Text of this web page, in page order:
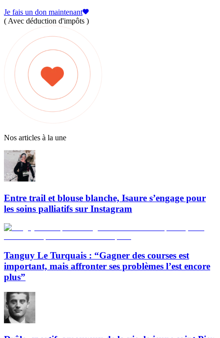
Je fais un don maintenant
( Avec déduction d'impôts )
Nos articles à la une
Entre trail et blouse blanche, Isaure s’engage pour
les soins palliatifs sur Instagram
Tanguy Le Turquais : “Gagner des courses est
important, mais affronter ses problèmes l’est encore
plus”